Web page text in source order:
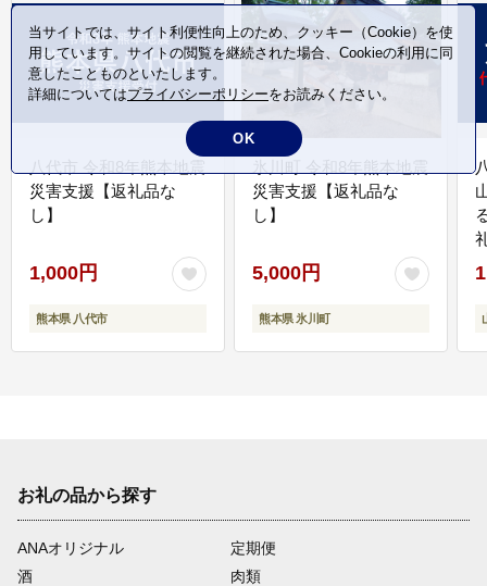
八代市 令和8年熊本地震
災害支援【返礼品な
し】
1,000円
熊本県 八代市
氷川町 令和8年熊本地震
災害支援【返礼品な
し】
5,000円
熊本県 氷川町
お礼の品から探す
ANAオリジナル
定期便
酒
肉類
当サイトでは、サイト利便性向上のため、クッキー（Cookie）を使
用しています。サイトの閲覧を継続された場合、Cookieの利用に同
意したことものといたします。
詳細についてはプライバシーポリシーをお読みください。
OK